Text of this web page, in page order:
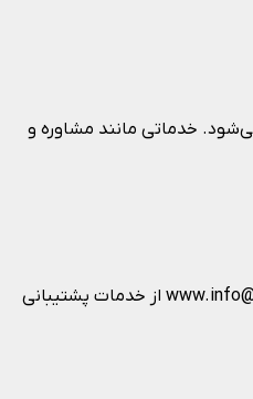
می‌شود. خدماتی مانند مشاوره و
برای دریافت پاسخ سوالات خود از راکت، در رابطه با خرید آنلاین از سایت، پیگیری ارسال و تحویل بسته و موجودی محصولات می‌توانید در هر زمان با آدرس ایمیل www.info@roocket.ir از خدمات پشتیبانی